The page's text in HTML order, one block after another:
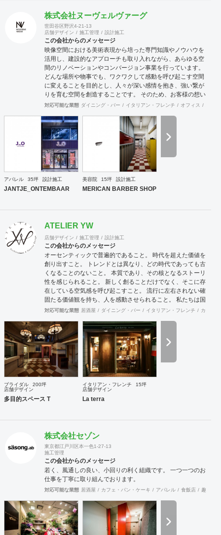
株式会社ヌーヴェルヴァーグ
世田谷区野沢4-21-13
店舗デザイン
施工管理 設計施工
この会社からのメッセージ
映像空間における美術表現から培った専門知識やノウハウを
活用し、建設的なアプローチも取り入れながら、あらゆる空
間のリノベーションやコンバージョン事業を行っています。
どんな場所や物事でも、ワクワクして感動を呼び起こす空間
に変えることを目的とし、人々が深い感情を抱き、強い繋が
りを育む空間を創造することです。 そのため、お客様の想い
を汲み取り、独自性とインパクトを持った空間をデザインす
制を構築し、高品質かつ効率的な施工を実現しています。納
期や工期、予算的制約などにも配慮しながら、設計段階から
最終的なクオリティまでを想定して設計や施工を行っていま
す。 専門の担当者を配備し、無駄のない効率的な選択を注視
することで、恒久的な空間造りを心掛けています。 感情に訴
える空間デザインを通じて、人々が豊かな感情を育み、深い
部の事業目的です。
対応可能な業態 ダイニング・バー イタリアン・フレンチ オフィス
アパレル 35坪 設計施工
JANTJE_ONTEMBAAR
美容院 15坪 設計施工
MERICAN BARBER SHOP
ATELIER YW
店舗デザイン 施工管理 設計施工
この会社からのメッセージ
オーセンティックで普遍的であること。 時代を超えた価値を
創り出すこと。 トレンドとは異なり、どの時代であっても古
くなることのないこと。 本質であり、その核となるストーリ
性を感じられること。 新しく創ることだけでなく、そこに存
在している空気感を呼び起こすこと。 流行に左右されない確
固たる価値観を持ち、人を感動させられること。 私たちは国
際的なバランス感覚を持ちながら、 柔軟に設計デザインする
続けていきたいと考えています。
対応可能な業態 居酒屋 ダイニング・バー イタリアン・フレンチ カフェ
ブライダル
200坪
店舗デザイン
多目的スペース T
イタリアン・フレンチ
15坪
店舗デザイン
La terra
株式会社セゾン
東京都江戸川区本一色1-27-13
施工管理
この会社からのメッセージ
若く、風通しの良い、小回りの利く組織です。 一つ一つのお
仕事を丁寧に取り組んでおります。
対応可能な業態 居酒屋 カフェ・パン・ケーキ アパレル 食飯店 趣味・